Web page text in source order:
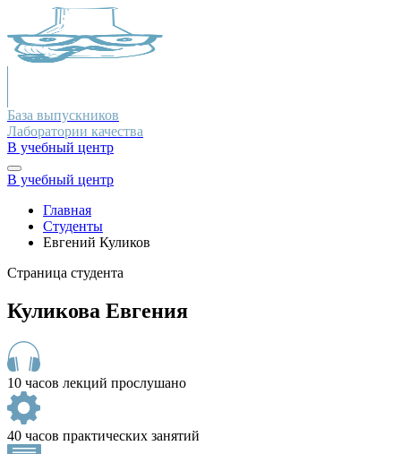
База выпускников
Лаборатории качества
В учебный центр
В учебный центр
Главная
Студенты
Евгений Куликов
Страница студента
Куликова Евгения
10 часов лекций прослушано
40 часов практических занятий